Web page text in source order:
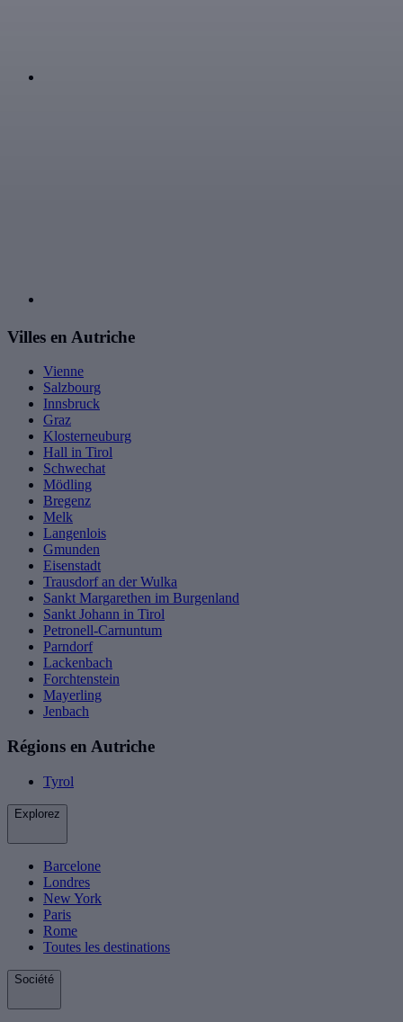
Villes en Autriche
Vienne
Salzbourg
Innsbruck
Graz
Klosterneuburg
Hall in Tirol
Schwechat
Mödling
Bregenz
Melk
Langenlois
Gmunden
Eisenstadt
Trausdorf an der Wulka
Sankt Margarethen im Burgenland
Sankt Johann in Tirol
Petronell-Carnuntum
Parndorf
Lackenbach
Forchtenstein
Mayerling
Jenbach
Régions en Autriche
Tyrol
Explorez
Barcelone
Londres
New York
Paris
Rome
Toutes les destinations
Société